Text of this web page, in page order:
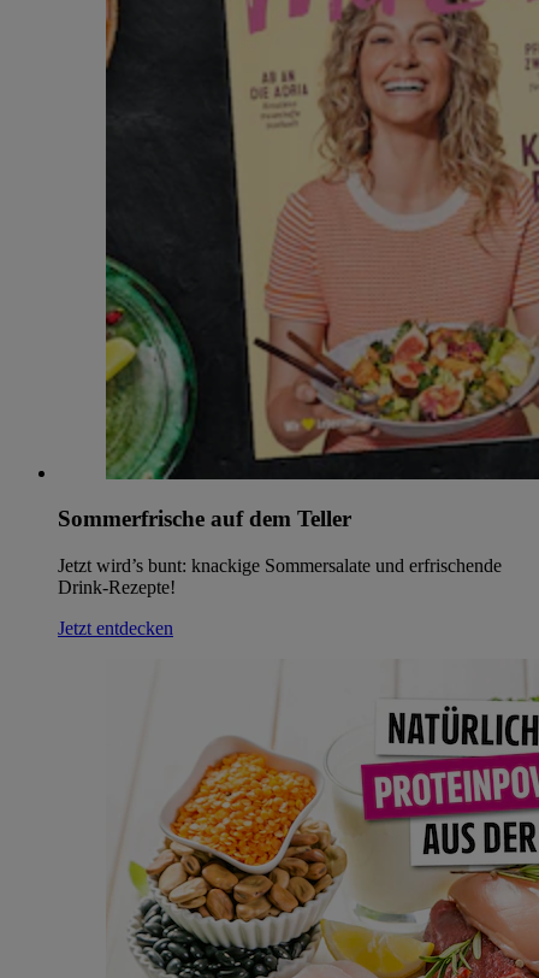
Sommerfrische auf dem Teller
Jetzt wird’s bunt: knackige Sommersalate und erfrischende
Drink-Rezepte!
Jetzt entdecken